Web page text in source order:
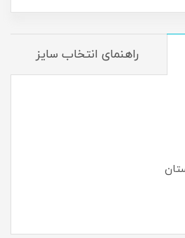
راهنمای انتخاب سایز